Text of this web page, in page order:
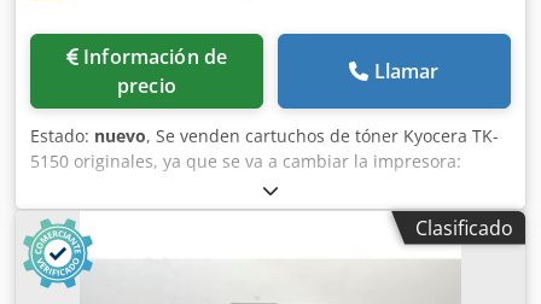
Información de
precio
Llamar
Estado: nuevo, Se venden cartuchos de tóner Kyocera TK-
5150 originales, ya que se va a cambiar la impresora:
Dkodpfjzruuqox Akier 3 cartuchos negros 3 cartuchos
amarillos 2 cartuchos cian 3 cartuchos magenta Se venden
con factura, con pago por adelantado. Se pretende
obtener el 60 % del precio de venta original.
Clasificado